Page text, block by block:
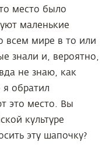
место было
маленькие
всем мире в то или
знали и, вероятно,
не знаю, как
обратил
это место. Вы
культуре
эту шапочку?